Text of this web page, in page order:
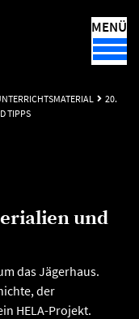
MENÜ
20.
TIPPS
und
das Jägerhaus.
der
HELA-Projekt.